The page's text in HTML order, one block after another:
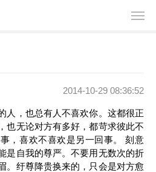
2014-10-29 08:36:52
人，也总有人不喜欢你。这都很正
也无论对方有多好，都苛求彼此不
，喜欢不喜欢是另一回事。 刻意
是自我的尊严。不要用无数次的折
。纡尊降贵换来的，只会是对方愈